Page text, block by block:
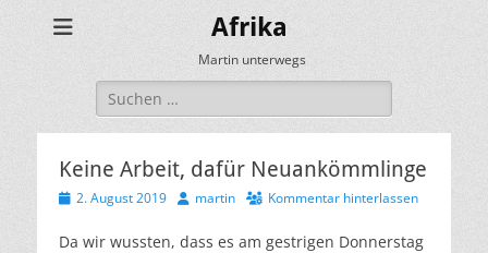
Afrika
Martin unterwegs
Suchen
nach:
Keine Arbeit, dafür Neuankömmlinge
Veröffentlicht
2. August 2019 Autormartin Kommentar hinterlassen
Da wir wussten, dass es am gestrigen Donnerstag